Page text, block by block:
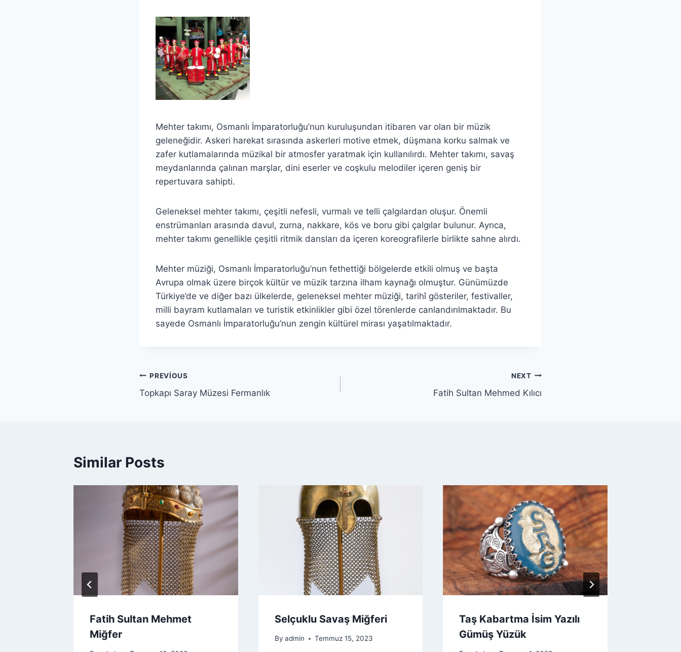
Mehter takımı, Osmanlı İmparatorluğu’nun kuruluşundan itibaren var olan bir müzik
geleneğidir. Askeri harekat sırasında askerleri motive etmek, düşmana korku salmak ve
zafer kutlamalarında müzikal bir atmosfer yaratmak için kullanılırdı. Mehter takımı, savaş
meydanlarında çalınan marşlar, dini eserler ve coşkulu melodiler içeren geniş bir
repertuvara sahipti.
Geleneksel mehter takımı, çeşitli nefesli, vurmalı ve telli çalgılardan oluşur. Önemli
enstrümanları arasında davul, zurna, nakkare, kös ve boru gibi çalgılar bulunur. Ayrıca,
mehter takımı genellikle çeşitli ritmik dansları da içeren koreografilerle birlikte sahne alırdı.
Mehter müziği, Osmanlı İmparatorluğu’nun fethettiği bölgelerde etkili olmuş ve başta
Avrupa olmak üzere birçok kültür ve müzik tarzına ilham kaynağı olmuştur. Günümüzde
Türkiye’de ve diğer bazı ülkelerde, geleneksel mehter müziği, tarihî gösteriler, festivaller,
milli bayram kutlamaları ve turistik etkinlikler gibi özel törenlerde canlandırılmaktadır. Bu
sayede Osmanlı İmparatorluğu’nun zengin kültürel mirası yaşatılmaktadır.
Yazı
gezinmesi
PREVIOUS
Topkapı Saray Müzesi Fermanlık
NEXT
Fatih Sultan Mehmed Kılıcı
Similar Posts
Fatih Sultan Mehmet
Miğfer
Selçuklu Savaş Miğferi
By admin Temmuz 15, 2023
Taş Kabartma İsim Yazılı
Gümüş Yüzük